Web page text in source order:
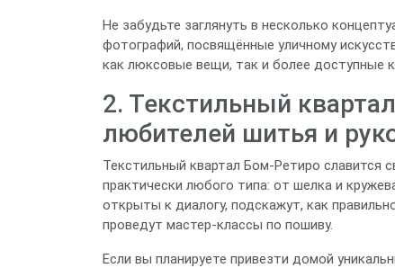
Не забудьте заглянуть в несколько
фотографий, посвящённые уличному
как люксовые вещи, так и более доступные
2. Текстильный
любителей шитья и
Текстильный квартал Бом‑Ретиро
практически любого типа: от шелка и
открыты к диалогу, подскажут, как
проведут мастер‑классы по пошиву.
Если вы планируете привезти домой